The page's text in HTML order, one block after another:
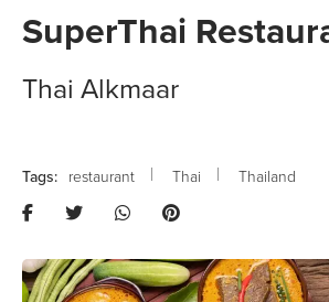
SuperThai
Thai Alkmaar
restaurant Thai Thailand